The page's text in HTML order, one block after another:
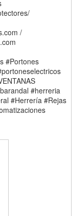
/
#Portones
#herreria
#Herrería #Rejas